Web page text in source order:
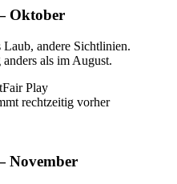
Oktober
Laub, andere Sichtlinien.
als im August.
Fair Play
rechtzeitig vorher
November